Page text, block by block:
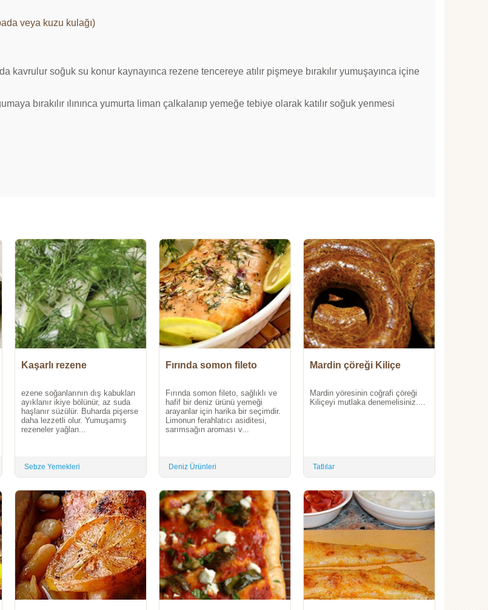
veya kuzu kulağı)
kavrulur soğuk su konur kaynayınca rezene tencereye atılır pişmeye bırakılır yumuşayınca içine
bırakılır ılınınca yumurta liman çalkalanıp yemeğe tebiye olarak katılır soğuk yenmesi
Kaşarlı rezene
ezene soğanlarının dış kabukları
ayıklanır ikiye bölünür, az suda
haşlanır süzülür. Buharda pişerse
daha lezzetli olur. Yumuşamış
rezeneler yağlan...
Sebze Yemekleri
Fırında somon fileto
Fırında somon fileto, sağlıklı ve
hafif bir deniz ürünü yemeği
arayanlar için harika bir seçimdir.
Limonun ferahlatıcı asiditesi,
sarımsağın aroması v...
Deniz Ürünleri
Mardin çöreği Kiliçe
Mardin yöresinin coğrafi çöreği
Kiliçeyi mutlaka denemelisiniz....
Tatlılar